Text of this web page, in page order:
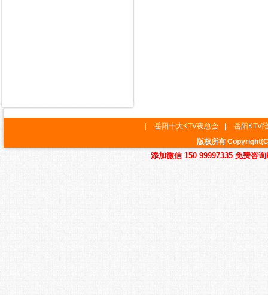
岳阳十大KTV夜总会
岳阳KTV
版权所有
添加微信 150 99997335 免费咨